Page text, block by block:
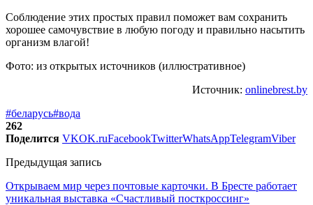
Соблюдение этих простых правил поможет вам сохранить
хорошее самочувствие в любую погоду и правильно насытить
организм влагой!
Фото: из открытых источников (иллюстративное)
Источник: onlinebrest.by
#беларусь#вода
262
Поделится VKOK.ruFacebookTwitterWhatsAppTelegramViber
Предыдущая запись
Открываем мир через почтовые карточки. В Бресте работает
уникальная выставка «Счастливый посткроссинг»